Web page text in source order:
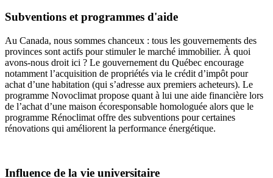
Subventions et programmes d'aide
Au Canada, nous sommes chanceux : tous les gouvernements des
provinces sont actifs pour stimuler le marché immobilier. À quoi
avons-nous droit ici ? Le gouvernement du Québec encourage
notamment l’acquisition de propriétés via le crédit d’impôt pour
achat d’une habitation (qui s’adresse aux premiers acheteurs). Le
programme Novoclimat propose quant à lui une aide financière lors
de l’achat d’une maison écoresponsable homologuée alors que le
programme Rénoclimat offre des subventions pour certaines
rénovations qui améliorent la performance énergétique.
Influence de la vie universitaire